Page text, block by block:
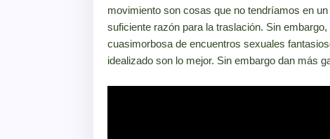
movimiento son cosas que no tendríamos en
suficiente razón para la traslación. Sin
cuasimorbosa de encuentros sexuales
idealizado son lo mejor. Sin embargo dan más